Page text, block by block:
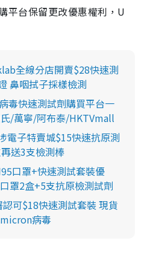
平台保留更改優惠權利，U
全線分店開賣$28快速測
鼻咽拭子採樣檢測
毒快速測試劑購買平台一
/萬寧/阿布泰/HKTVmall
電子特賣城$15快速抗原測
送3支檢測棒
口罩+快速測試套裝優
罩2盒+5支抗原檢測試劑
可$18快速測試套裝 現貨
病毒